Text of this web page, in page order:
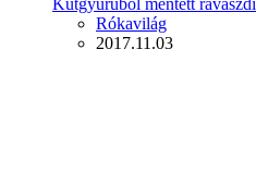
Kútgyűrűből mentett ravaszdi
Posted
Rókavilág
2017.11.03